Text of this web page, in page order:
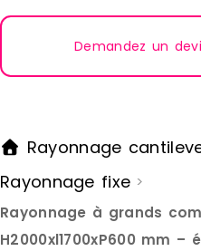
Demandez un
Rayonnage
Rayonnage fixe >
Rayonnage à grands
H2000xl1700xP600 mm –